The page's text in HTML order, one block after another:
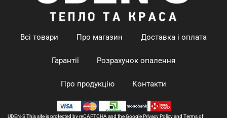
Всі товари Про магазин Доставка і оплата
Гарантії Розрахунок опалення
Про продукцію Контакти
UDEN-S This site is protected by reCAPTCHA and the GooglePrivacy Policyand Terms of